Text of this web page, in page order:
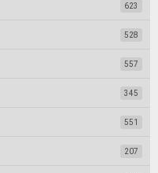
623
528
557
345
551
207